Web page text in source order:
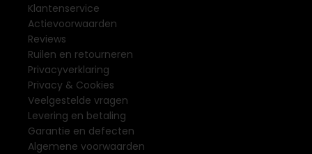
Klantenservice
Actievoorwaarden
Reviews
Ruilen en retourneren
Privacyverklaring
Privacy & Cookies
Veelgestelde vragen
Levering en betaling
Garantie en defecten
Algemene voorwaarden